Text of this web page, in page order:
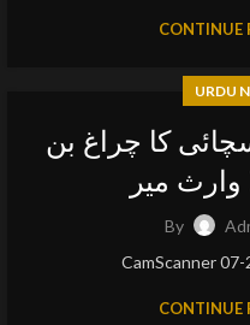
CONTINUE
URDU
کا چراغ بن
وارث میر
By
CamScanner
CONTINUE